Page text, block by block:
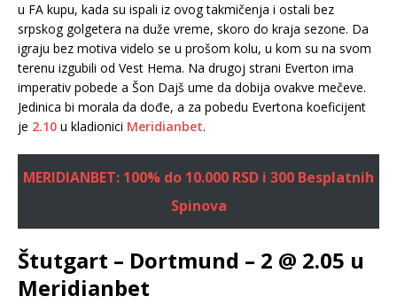
u FA kupu, kada su ispali iz ovog takmičenja i ostali bez
srpskog golgetera na duže vreme, skoro do kraja sezone. Da
igraju bez motiva videlo se u prošom kolu, u kom su na svom
terenu izgubili od Vest Hema. Na drugoj strani Everton ima
imperativ pobede a Šon Dajš ume da dobija ovakve mečeve.
Jedinica bi morala da dođe, a za pobedu Evertona koeficijent
je 2.10 u kladionici Meridianbet.
MERIDIANBET: 100% do 10.000 RSD i 300 Besplatnih
Spinova
Štutgart – Dortmund – 2 @ 2.05 u
Meridianbet